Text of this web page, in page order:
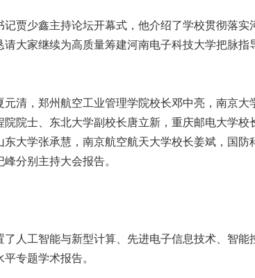
记贾少鑫主持论坛开幕式，他介绍了学校贯彻落
大家继续为高质量筹建河南电子科技大学把脉指
元清，郑州航空工业管理学院校长邓中亮，南京
院院士、东北大学副校长唐立新，重庆邮电大学
东大学张承慧，南京航空航天大学校长姜斌，国
分别主持大会报告。
了人工智能与新型计算、先进电子信息技术、智
专题学术报告。